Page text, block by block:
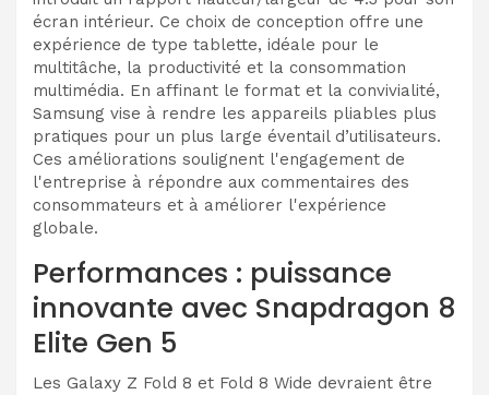
écran intérieur. Ce choix de conception offre une
expérience de type tablette, idéale pour le
multitâche, la productivité et la consommation
multimédia. En affinant le format et la convivialité,
Samsung vise à rendre les appareils pliables plus
pratiques pour un plus large éventail d’utilisateurs.
Ces améliorations soulignent l'engagement de
l'entreprise à répondre aux commentaires des
consommateurs et à améliorer l'expérience
globale.
Performances : puissance
innovante avec Snapdragon 8
Elite Gen 5
Les Galaxy Z Fold 8 et Fold 8 Wide devraient être